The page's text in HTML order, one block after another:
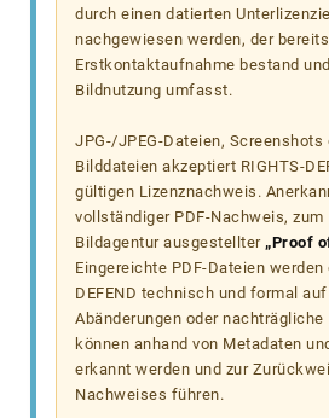
durch einen datierten
nachgewiesen werden, der
Erstkontaktaufnahme bestand
Bildnutzung umfasst.
JPG-/JPEG-Dateien, Screenshots
Bilddateien akzeptiert RIGHTS-
gültigen Lizenznachweis.
vollständiger PDF-Nachweis,
Bildagentur ausgestellter „Proof
Eingereichte PDF-Dateien werden
DEFEND technisch und formal
Abänderungen oder nachträgliche
können anhand von Metadaten
erkannt werden und zur
Nachweises führen.